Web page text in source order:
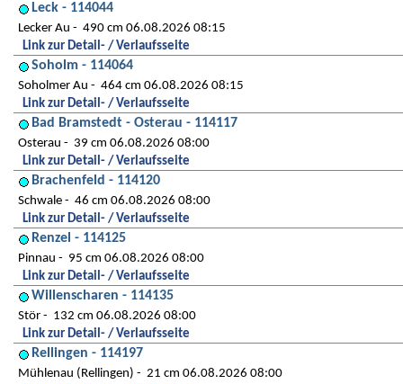
Leck - 114044
Lecker Au
490 cm 06.08.2026 08:15
Link zur Detail- / Verlaufsseite
Soholm - 114064
Soholmer Au
464 cm 06.08.2026 08:15
Link zur Detail- / Verlaufsseite
Bad Bramstedt - Osterau - 114117
Osterau
39 cm 06.08.2026 08:00
Link zur Detail- / Verlaufsseite
Brachenfeld - 114120
Schwale
46 cm 06.08.2026 08:00
Link zur Detail- / Verlaufsseite
Renzel - 114125
Pinnau
95 cm 06.08.2026 08:00
Link zur Detail- / Verlaufsseite
Willenscharen - 114135
Stör
132 cm 06.08.2026 08:00
Link zur Detail- / Verlaufsseite
Rellingen - 114197
Mühlenau (Rellingen)
21 cm 06.08.2026 08:00